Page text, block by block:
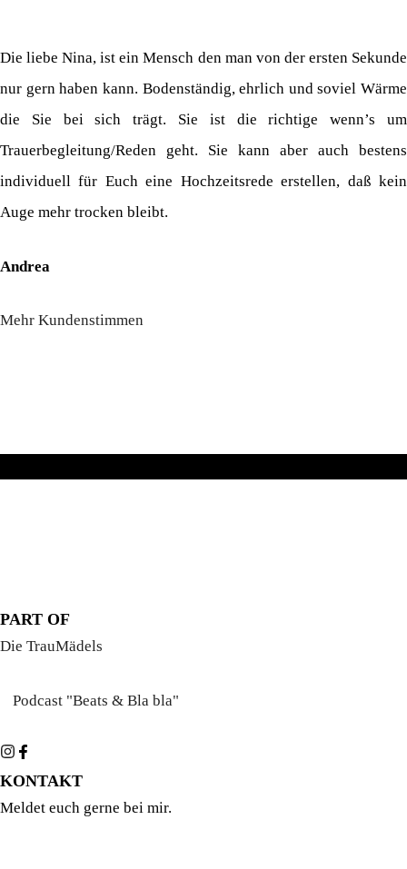
Die liebe Nina, ist ein Mensch den man von der ersten Sekunde
nur gern haben kann. Bodenständig, ehrlich und soviel Wärme
die Sie bei sich trägt. Sie ist die richtige wenn’s um
Trauerbegleitung/Reden geht. Sie kann aber auch bestens
individuell für Euch eine Hochzeitsrede erstellen, daß kein
Auge mehr trocken bleibt.
Andrea
Mehr Kundenstimmen
PART OF
Die TrauMädels
Podcast "Beats & Bla bla"
KONTAKT
Meldet euch gerne bei mir.